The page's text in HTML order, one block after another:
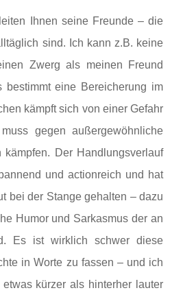
Ihnen seine Freunde – die
sind. Ich kann z.B. keine
Zwerg als meinen Freund
bestimmt eine Bereicherung im
kämpft sich von einer Gefahr
gegen außergewöhnliche
Der Handlungsverlauf
und actionreich und hat
bei der Stange gehalten – dazu
Humor und Sarkasmus der an
Es ist wirklich schwer diese
in Worte zu fassen – und ich
kürzer als hinterher lauter